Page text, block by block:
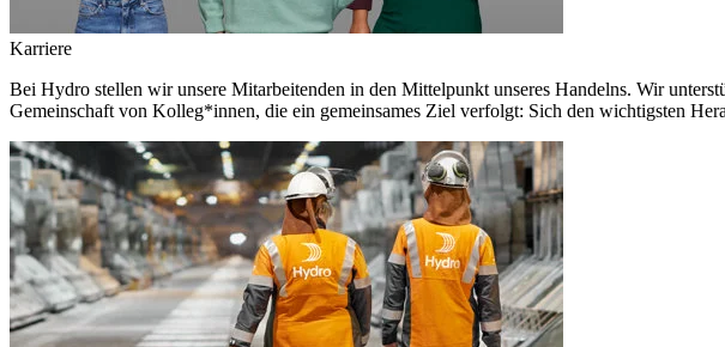
Karriere
Bei Hydro stellen wir unsere Mitarbeitenden in den Mittelpunkt unseres Handelns. Wir
Gemeinschaft von Kolleg*innen, die ein gemeinsames Ziel verfolgt: Sich den wichtigsten